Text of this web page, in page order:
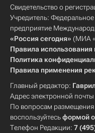
Свидетельство о
Учредитель: Федеральное
предприятие
«Россия сегодня» (МИА
Правила
Политика
Правила применения
Главный редактор:
Адрес электронной
По вопросам
воспользуйтесьформой
Телефон Редакции: 7